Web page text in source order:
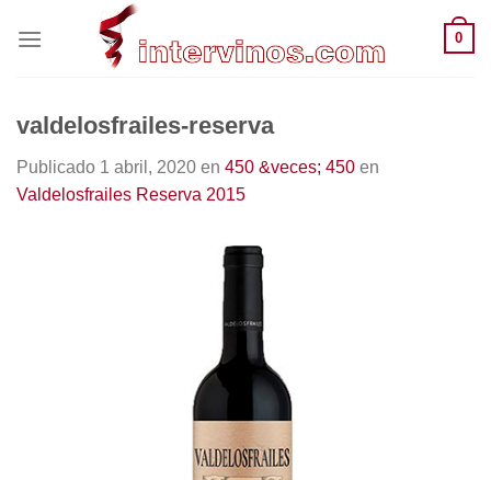
0
valdelosfrailes-reserva
Publicado 1 abril, 2020 en 450 &veces; 450 en
Valdelosfrailes Reserva 2015